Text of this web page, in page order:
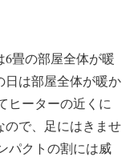
畳の部屋全体が暖
日は部屋全体が暖か
ヒーターの近くに
ので、足にはきませ
パクトの割には威